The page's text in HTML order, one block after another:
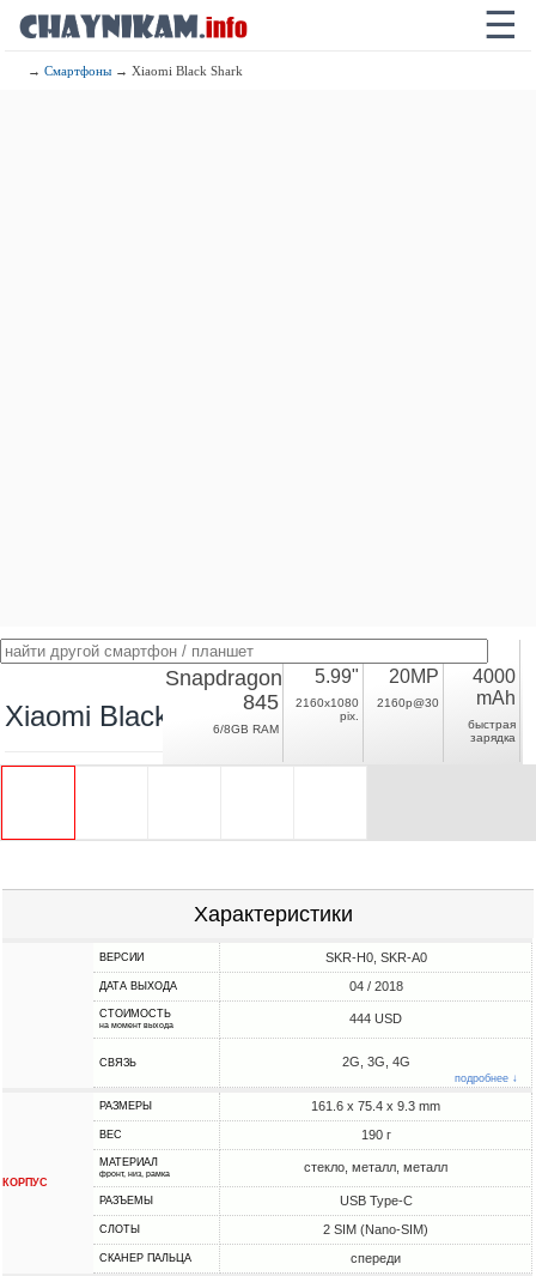
☰
→Смартфоны → Xiaomi Black Shark
Xiaomi Black Shark
Snapdragon
845
6/8GB RAM
5.99"
2160x1080
pix.
20MP
2160p@30
4000
mAh
быстрая
зарядка
Характеристики
ВЕРСИИ SKR-H0, SKR-A0
ДАТА ВЫХОДА 04 / 2018
СТОИМОСТЬ
на момент выхода 444 USD
СВЯЗЬ 2G, 3G, 4G
подробнее ↓
КОРПУС
РАЗМЕРЫ 161.6 x 75.4 x 9.3 mm
ВЕС 190 г
МАТЕРИАЛ
фронт, низ, рамка стекло, металл, металл
РАЗЪЕМЫ USB Type-C
СЛОТЫ 2 SIM (Nano-SIM)
СКАНЕР ПАЛЬЦА спереди